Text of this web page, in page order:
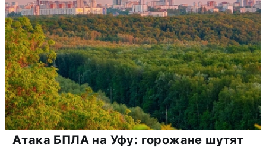
Атака БПЛА на Уфу: горожане шутят